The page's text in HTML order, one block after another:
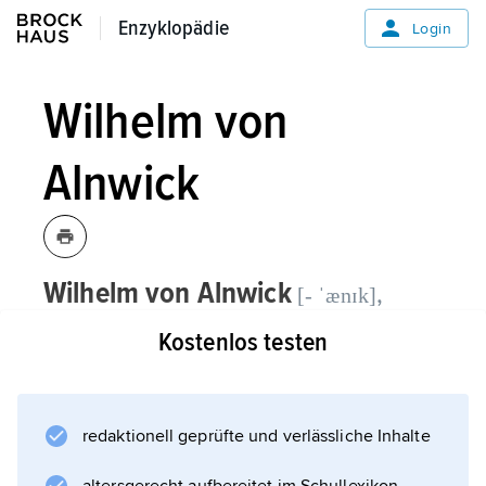
Enzyklopädie
Enzyklopädie Login
Wilhelm von
Alnwick
Wilhelm von Alnwick [- ˈænɪk],
englischer Franziskaner, * Alnwick
(County Northumberland) um 1270,
Schüler des
Kostenlos testen
redaktionell geprüfte und verlässliche Inhalte